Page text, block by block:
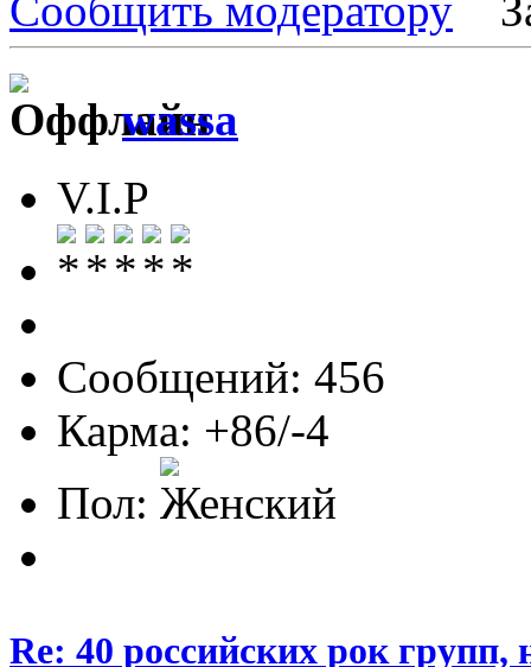
wassa
V.I.P
Сообщений: 456
Карма: +86/-4
Пол:
Re: 40 российских рок групп,